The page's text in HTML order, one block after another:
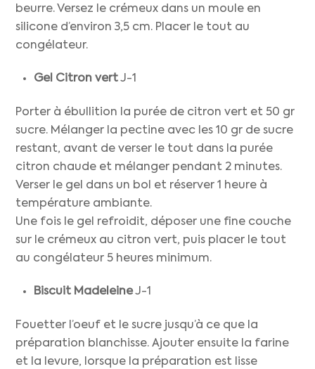
beurre. Versez le crémeux dans un moule en
silicone d’environ 3,5 cm. Placer le tout au
congélateur.
Gel Citron vertJ-1
Porter à ébullition la purée de citron vert et 50 gr
sucre. Mélanger la pectine avec les 10 gr de sucre
restant, avant de verser le tout dans la purée
citron chaude et mélanger pendant 2 minutes.
Verser le gel dans un bol et réserver 1 heure à
température ambiante.
Une fois le gel refroidit, déposer une fine couche
sur le crémeux au citron vert, puis placer le tout
au congélateur 5 heures minimum.
Biscuit MadeleineJ-1
Fouetter l’oeuf et le sucre jusqu’à ce que la
préparation blanchisse. Ajouter ensuite la farine
et la levure, lorsque la préparation est lisse